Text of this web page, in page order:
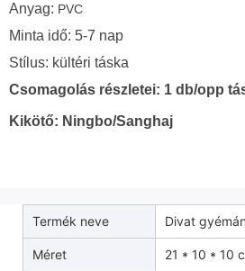
Anyag: PVC
Minta idő: 5-7 nap
Stílus: kültéri táska
Csomagolás részletei: 1 db/opp
Kikötő: Ningbo/Sanghaj
Termék neve Divat
Méret 21 * 10 * 10